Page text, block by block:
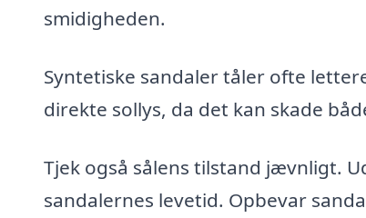
smidigheden.
Syntetiske sandaler tåler ofte
direkte sollys, da det kan skade
Tjek også sålens tilstand jævnligt.
sandalernes levetid. Opbevar